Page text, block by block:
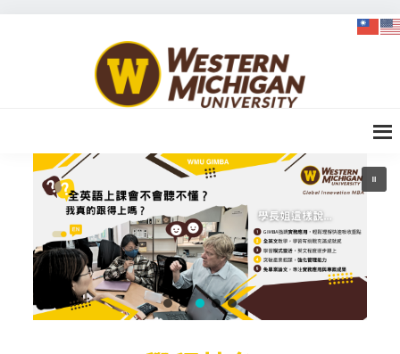
Skip
Skip
Skip
WMU-
GIMBA
全球創
新管理